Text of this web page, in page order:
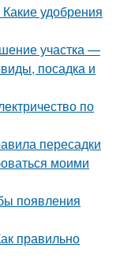
удобрения
участка —
посадка и
по
пересадки
моими
появления
правильно